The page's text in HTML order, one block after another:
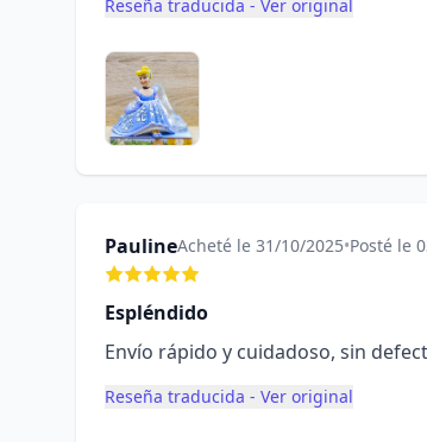
Reseña traducida - Ver original
PaulineAcheté le 31/10/2025•Posté le
Espléndido
Envío rápido y cuidadoso, sin
Reseña traducida - Ver original